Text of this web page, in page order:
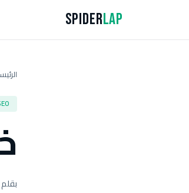
SpiderLap
بقلم